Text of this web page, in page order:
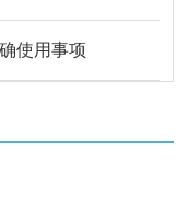
使用事项